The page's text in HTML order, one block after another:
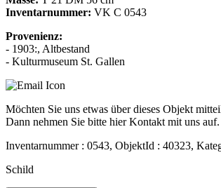
Inventarnummer: VK C 0543
Provenienz:
- 1903:, Altbestand
- Kulturmuseum St. Gallen
Möchten Sie uns etwas über dieses Objekt
Dann nehmen Sie bitte hier Kontakt mit uns auf.
Inventarnummer : 0543, ObjektId : 40323,
Schild